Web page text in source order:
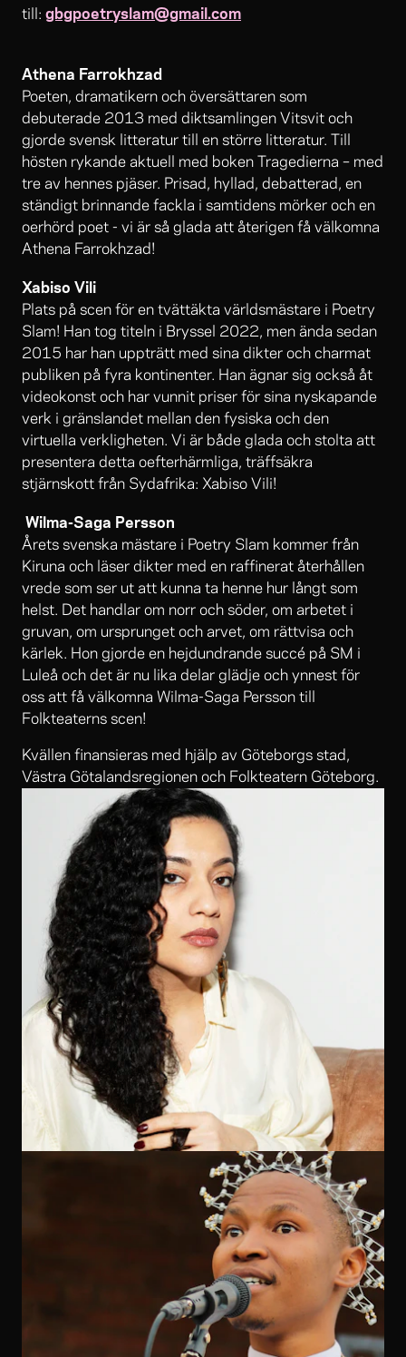
till: gbgpoetryslam@gmail.com
Athena Farrokhzad
Poeten, dramatikern och översättaren som
debuterade 2013 med diktsamlingen Vitsvit och
gjorde svensk litteratur till en större litteratur. Till
hösten rykande aktuell med boken Tragedierna – med
tre av hennes pjäser. Prisad, hyllad, debatterad, en
ständigt brinnande fackla i samtidens mörker och en
oerhörd poet - vi är så glada att återigen få välkomna
Athena Farrokhzad!
Xabiso Vili
Plats på scen för en tvättäkta världsmästare i Poetry
Slam! Han tog titeln i Bryssel 2022, men ända sedan
2015 har han uppträtt med sina dikter och charmat
publiken på fyra kontinenter. Han ägnar sig också åt
videokonst och har vunnit priser för sina nyskapande
verk i gränslandet mellan den fysiska och den
virtuella verkligheten. Vi är både glada och stolta att
presentera detta oefterhärmliga, träffsäkra
stjärnskott från Sydafrika: Xabiso Vili!
Wilma-Saga Persson
Årets svenska mästare i Poetry Slam kommer från
Kiruna och läser dikter med en raffinerat återhållen
vrede som ser ut att kunna ta henne hur långt som
helst. Det handlar om norr och söder, om arbetet i
gruvan, om ursprunget och arvet, om rättvisa och
kärlek. Hon gjorde en hejdundrande succé på SM i
Luleå och det är nu lika delar glädje och ynnest för
oss att få välkomna Wilma-Saga Persson till
Folkteaterns scen!
Kvällen finansieras med hjälp av Göteborgs stad,
Västra Götalandsregionen och Folkteatern Göteborg.